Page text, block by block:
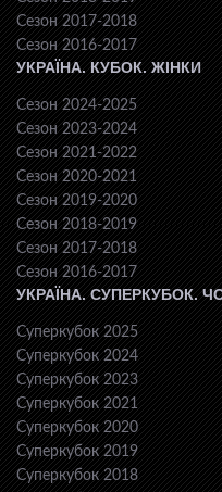
Сезон 2017-2018
Сезон 2016-2017
УКРАЇНА. КУБОК. ЖІНКИ
Сезон 2024-2025
Сезон 2023-2024
Сезон 2021-2022
Сезон 2020-2021
Сезон 2019-2020
Сезон 2018-2019
Сезон 2017-2018
Сезон 2016-2017
УКРАЇНА. СУПЕРКУБОК.
Суперкубок 2025
Суперкубок 2024
Суперкубок 2023
Суперкубок 2021
Суперкубок 2020
Суперкубок 2019
Суперкубок 2018